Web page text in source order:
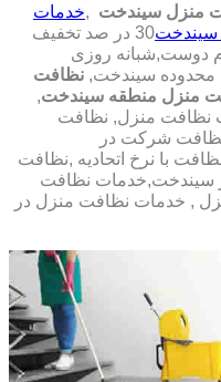
منزل سیندخت ,خدمات
سیندخت
30 در صد تخفیف
آقای نظام دوست,شبانه روزی
سیندخت, نظافت
منزل منطقه سیندخت,
نظافت منزل, نظافت
شرکت در
با نرخ اتحادیه ,نظافت
سیندخت,خدمات نظافت
, خدمات نظافت منزل در